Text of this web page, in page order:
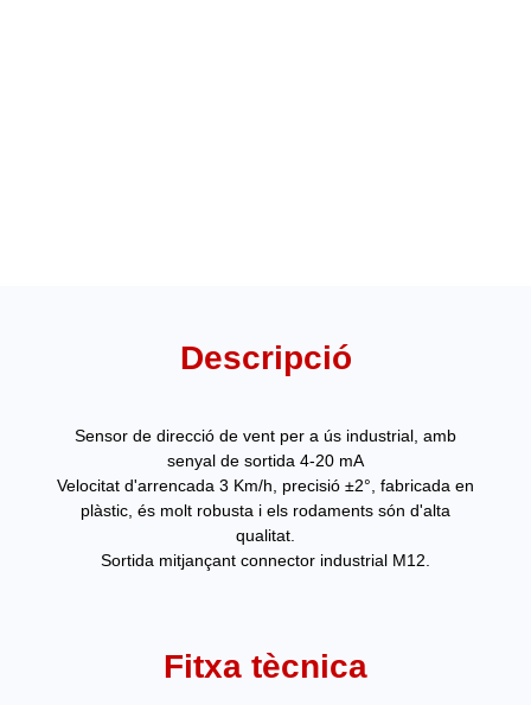
Descripció
Sensor de direcció de vent per a ús industrial, amb
senyal de sortida 4-20 mA
Velocitat d'arrencada 3 Km/h, precisió ±2°, fabricada en
plàstic, és molt robusta i els rodaments són d'alta
qualitat.
Sortida mitjançant connector industrial M12.
Fitxa tècnica